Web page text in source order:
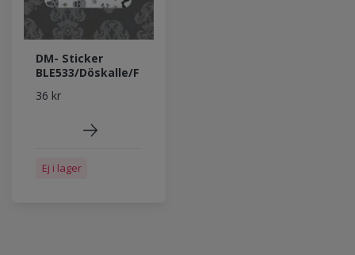
DM- Sticker
BLE533/Döskalle/F
36 kr
Ej i lager